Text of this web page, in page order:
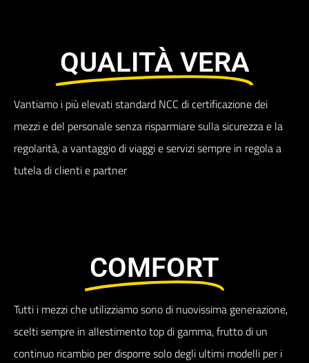
QUALITÀ VERA​
Vantiamo i più elevati standard NCC di certificazione dei
mezzi e del personale senza risparmiare sulla sicurezza e la
regolarità, a vantaggio di viaggi e servizi sempre in regola a
tutela di clienti e partner
COMFORT
Tutti i mezzi che utilizziamo sono di nuovissima generazione,
scelti sempre in allestimento top di gamma, frutto di un
continuo ricambio per disporre solo degli ultimi modelli per i